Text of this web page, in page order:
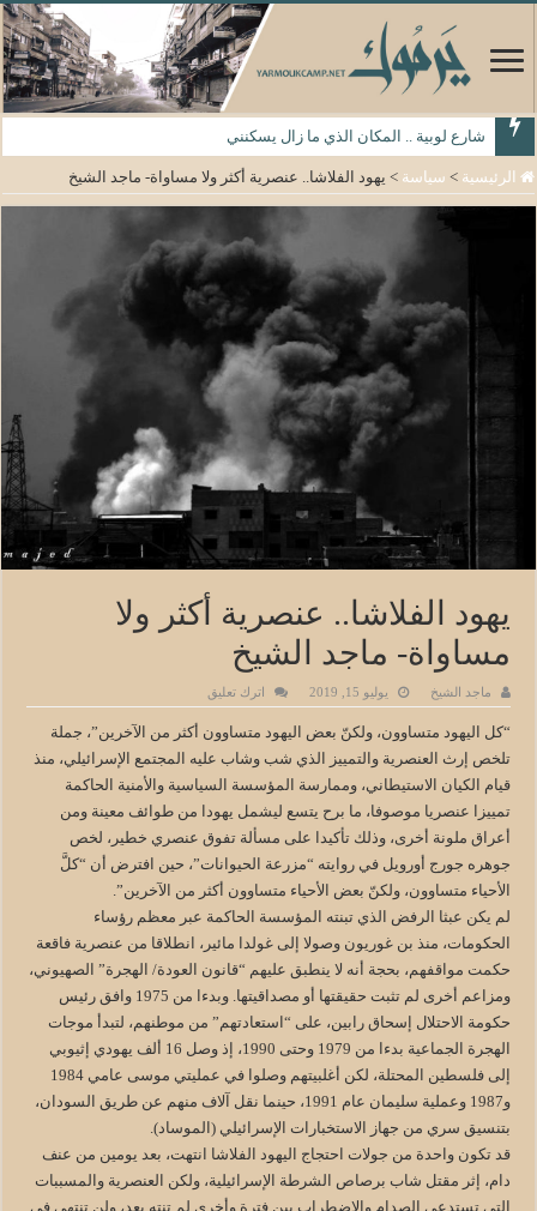
شارع لوبية .. المكان الذي ما زال يسكنني
الرئيسية > سياسة > يهود الفلاشا.. عنصرية أكثر ولا مساواة- ماجد الشيخ
يهود الفلاشا.. عنصرية أكثر ولا
مساواة- ماجد الشيخ
ماجد الشيخ يوليو 15, 2019 اترك تعليق
“كل اليهود متساوون، ولكنّ بعض اليهود متساوون أكثر من الآخرين”، جملة
تلخص إرث العنصرية والتمييز الذي شب وشاب عليه المجتمع الإسرائيلي، منذ
قيام الكيان الاستيطاني، وممارسة المؤسسة السياسية والأمنية الحاكمة
تمييزا عنصريا موصوفا، ما برح يتسع ليشمل يهودا من طوائف معينة ومن
أعراق ملونة أخرى، وذلك تأكيدا على مسألة تفوق عنصري خطير، لخص
جوهره جورج أورويل في روايته “مزرعة الحيوانات”، حين افترض أن “كلَّ
الأحياء متساوون، ولكنّ بعض الأحياء متساوون أكثر من الآخرين”.
لم يكن عبثا الرفض الذي تبنته المؤسسة الحاكمة عبر معظم رؤساء
الحكومات، منذ بن غوريون وصولا إلى غولدا مائير، انطلاقا من عنصرية فاقعة
حكمت مواقفهم، بحجة أنه لا ينطبق عليهم “قانون العودة/ الهجرة” الصهيوني،
ومزاعم أخرى لم تثبت حقيقتها أو مصداقيتها. وبدءا من 1975 وافق رئيس
حكومة الاحتلال إسحاق رابين، على “استعادتهم” من موطنهم، لتبدأ موجات
الهجرة الجماعية بدءا من 1979 وحتى 1990، إذ وصل 16 ألف يهودي إثيوبي
إلى فلسطين المحتلة، لكن أغلبيتهم وصلوا في عمليتي موسى عامي 1984
و1987 وعملية سليمان عام 1991، حينما نقل آلاف منهم عن طريق السودان،
بتنسيق سري من جهاز الاستخبارات الإسرائيلي (الموساد).
قد تكون واحدة من جولات احتجاج اليهود الفلاشا انتهت، بعد يومين من عنف
دام، إثر مقتل شاب برصاص الشرطة الإسرائيلية، ولكن العنصرية والمسببات
التي تستدعي الصدام والاضطراب بين فترة وأخرى لم تنته بعد، ولن تنتهي في